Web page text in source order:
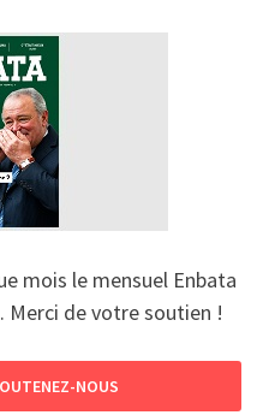
mois le mensuel Enbata
de votre soutien !
NOUS